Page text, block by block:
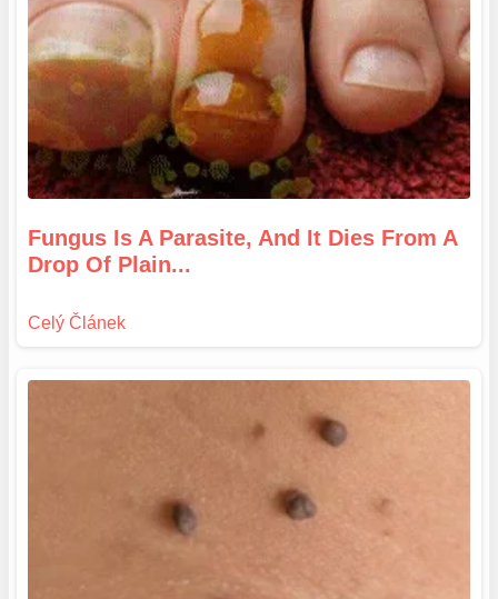
Fungus Is A Parasite, And It Dies From A
Drop Of Plain...